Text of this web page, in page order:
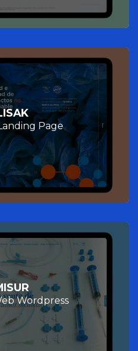
Page
Wordpress